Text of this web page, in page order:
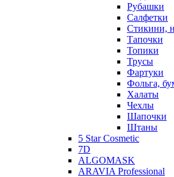
Рубашки
Салфетки
Стикини,
Тапочки
Топики
Трусы
Фартуки
Фольга,
Халаты
Чехлы
Шапочки
Штаны
5 Star Cosmetic
7D
ALGOMASK
ARAVIA Professional